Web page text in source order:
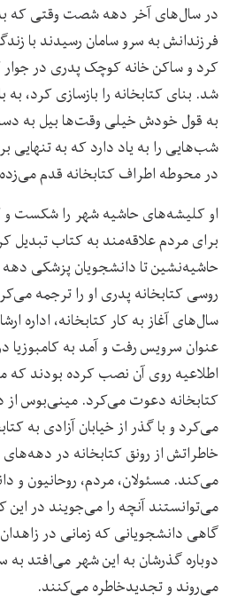
در سال‌های آخر دهه شصت وقتی که
فرزندانش به سرو سامان رسیدند با
کرد و ساکن خانه کوچک پدری در جوار
شد. بنای کتابخانه را بازسازی کرد،
به قول خودش خیلی وقت‌ها بیل به
شب‌هایی را به یاد دارد که به تنهایی
در محوطه اطراف کتابخانه قدم
او کلیشه‌های حاشیه شهر را شکست و
برای مردم علاقه‌مند به کتاب تبدیل
روسی کتابخانه پدری او را ترجمه
سال‌های آغاز به کار کتابخانه، اداره
عنوان سرویس رفت و آمد به کامبوزیا
اطلاعیه روی آن نصب کرده بودند که
کتابخانه دعوت می‌کرد. مینی‌بوس از
می‌کرد و با گذر از خیابان آزادی به
می‌کند. مسئولان، مردم، روحانیون و
می‌توانستند آنچه را می‌جویند در این
گاهی دانشجویانی که زمانی در
دوباره گذرشان به این شهر می‌افتد به
می‌روند و تجدیدخاطره می‌کنند.